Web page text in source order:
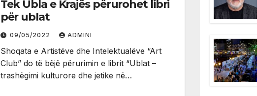
Tek Ubla e Krajës përurohet libri
për ublat
09/05/2022 ADMINI
Shoqata e Artistëve dhe Intelektualëve “Art
Club” do të bëjë përurimin e librit “Ublat –
trashëgimi kulturore dhe jetike në…